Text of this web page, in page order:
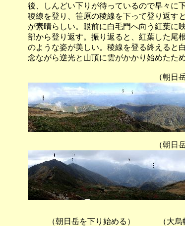
後、しんどい下りが待っているので早々に
稜線を登り、笹原の稜線を下って登り返す
が素晴らしい。眼前に白毛門へ向う紅葉に
部から登り返す。振り返ると、紅葉した尾
のような姿が美しい。稜線を登る終えると
念ながら逆光と山頂に雲がかかり始めたため
（朝日岳から３６０度
（朝日岳から３６０度
（朝日岳を下り始める） （大烏